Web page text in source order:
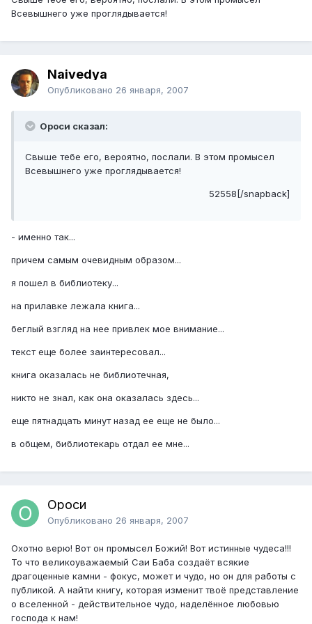
Всевышнего уже проглядывается!
Naivedya
Опубликовано 26 января, 2007
Ороси сказал:
Свыше тебе его, вероятно, послали. В этом промысел
Всевышнего уже проглядывается!
52558[/snapback]
- именно так...
причем самым очевидным образом...
я пошел в библиотеку...
на прилавке лежала книга...
беглый взгляд на нее привлек мое внимание...
текст еще более заинтересовал...
книга оказалась не библиотечная,
никто не знал, как она оказалась здесь...
еще пятнадцать минут назад ее еще не было...
в общем, библиотекарь отдал ее мне...
Ороси
Опубликовано 26 января, 2007
Охотно верю! Вот он промысел Божий! Вот истинные чудеса!!!
То что великоуважаемый Саи Баба создаёт всякие
драгоценные камни - фокус, может и чудо, но он для работы с
публикой. А найти книгу, которая изменит твоё представление
о вселенной - действительное чудо, наделённое любовью
господа к нам!